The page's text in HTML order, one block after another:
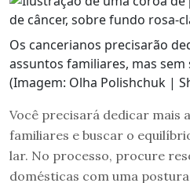
Os cancerianos precisarão
assuntos familiares, mas
(Imagem: Olha Polishchuk |
Você precisará dedicar mais
familiares e buscar o
lar. No processo, procure
domésticas com uma